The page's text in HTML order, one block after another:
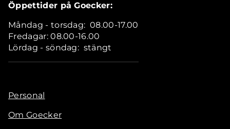
Öppettider på Goecker:
Måndag - torsdag: 08.00-17.00
Fredagar: 08.00-16.00
Lördag - söndag: stängt
Personal
Om Goecker